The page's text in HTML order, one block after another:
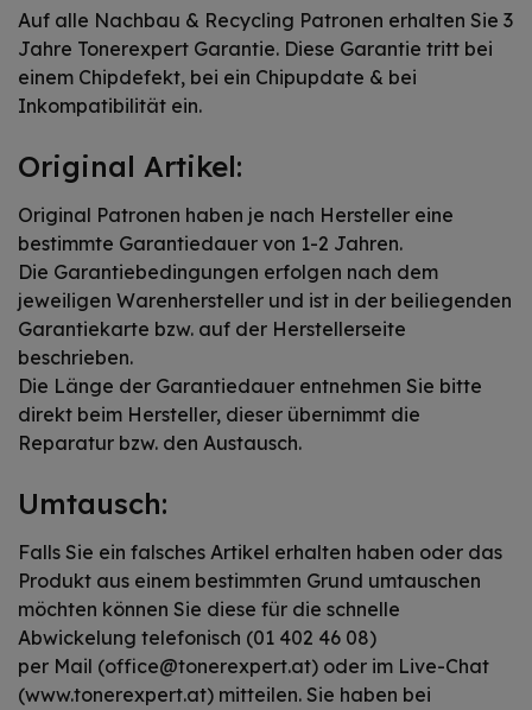
Auf alle Nachbau & Recycling Patronen erhalten Sie 3
Jahre Tonerexpert Garantie. Diese Garantie tritt bei
einem Chipdefekt, bei ein Chipupdate & bei
Inkompatibilität ein.
Original Artikel:
Original Patronen haben je nach Hersteller eine
bestimmte Garantiedauer von 1-2 Jahren.
Die Garantiebedingungen erfolgen nach dem
jeweiligen Warenhersteller und ist in der beiliegenden
Garantiekarte bzw. auf der Herstellerseite
beschrieben.
Die Länge der Garantiedauer entnehmen Sie bitte
direkt beim Hersteller, dieser übernimmt die
Reparatur bzw. den Austausch.
Umtausch:
Falls Sie ein falsches Artikel erhalten haben oder das
Produkt aus einem bestimmten Grund umtauschen
möchten können Sie diese für die schnelle
Abwickelung telefonisch (01 402 46 08)
per Mail (office@tonerexpert.at) oder im Live-Chat
(www.tonerexpert.at) mitteilen. Sie haben bei